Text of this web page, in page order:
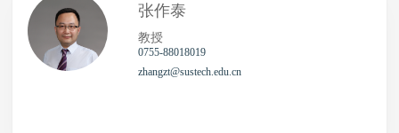
张作泰
教授
0755-88018019
zhangzt@sustech.edu.cn